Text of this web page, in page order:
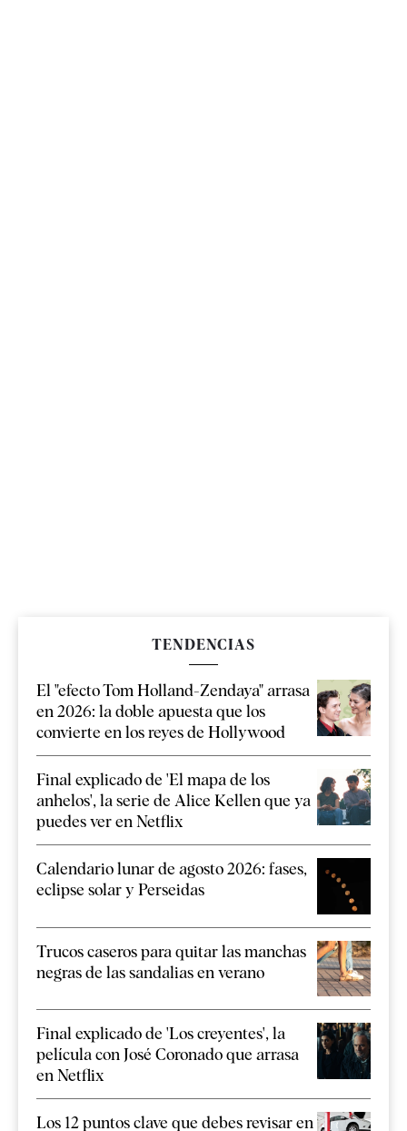
TENDENCIAS
El "efecto Tom Holland-Zendaya" arrasa
en 2026: la doble apuesta que los
convierte en los reyes de Hollywood
Final explicado de 'El mapa de los
anhelos', la serie de Alice Kellen que ya
puedes ver en Netflix
Calendario lunar de agosto 2026: fases,
eclipse solar y Perseidas
Trucos caseros para quitar las manchas
negras de las sandalias en verano
Final explicado de 'Los creyentes', la
película con José Coronado que arrasa
en Netflix
Los 12 puntos clave que debes revisar en